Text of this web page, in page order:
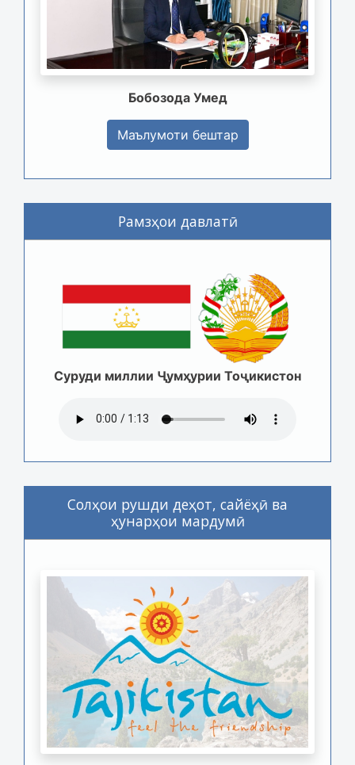
Бобозода Умед
Маълумоти бештар
Рамзҳои давлатӣ
Суруди миллии Ҷумҳурии Тоҷикистон
Солҳои рушди деҳот, сайёҳӣ ва
ҳунарҳои мардумӣ